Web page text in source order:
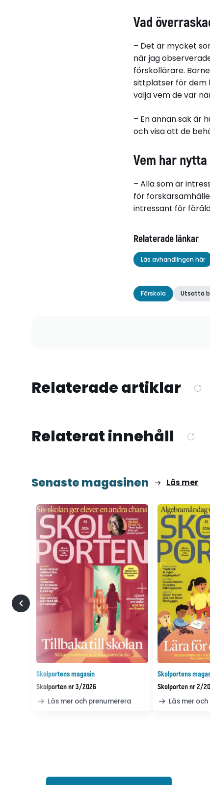
Vad
– Det är mycket
när jag
förskollärare.
sittplatser för dem
välja vem de var
– En annan sak är
och visa att de
Vem har
– Alla som är
för
intressant för
Relaterade länkar
Läs avhandlingen här
Förskola Utsatta
Relaterade artiklar
Relaterat innehåll
Senaste magasinen Läs mer
Skolportens magasin
Skolporten nr 3/2026
Läs mer och prenumerera
Skolportens
Skolporten nr 2/
Läs mer